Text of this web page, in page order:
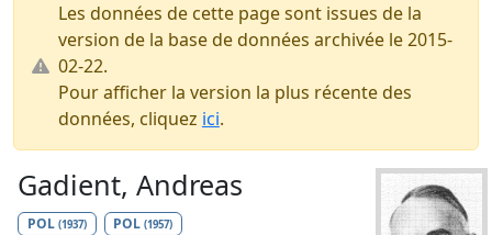
Les données de cette page sont issues de la
version de la base de données archivée le 2015-
02-22.
Pour afficher la version la plus récente des
données, cliquez ici.
Gadient, Andreas
POL (1937) POL(1957)